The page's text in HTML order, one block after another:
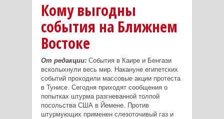
Кому выгодны
события на Ближнем
Востоке
От редакции:События в Каире и Бенгази
всколыхнули весь мир. Накануне египетских
событий проходили массовые акции протеста
в Тунисе. Сегодня приходят сообщения о
попытках штурма разгневанной толпой
посольства США в Йемене. Против
штурмующих применен слезоточивый газ и